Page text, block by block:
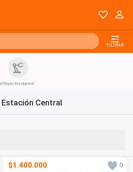
FILTRAR
Proyectos nuevos
Central
$1.400.000
0